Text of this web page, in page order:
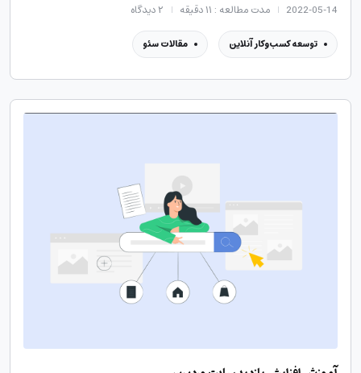
2022-05-14 مدت مطالعه : ۱۱ دقیقه ۲دیدگاه
توسعه کسب‌وکار آنلاین مقالات سئو